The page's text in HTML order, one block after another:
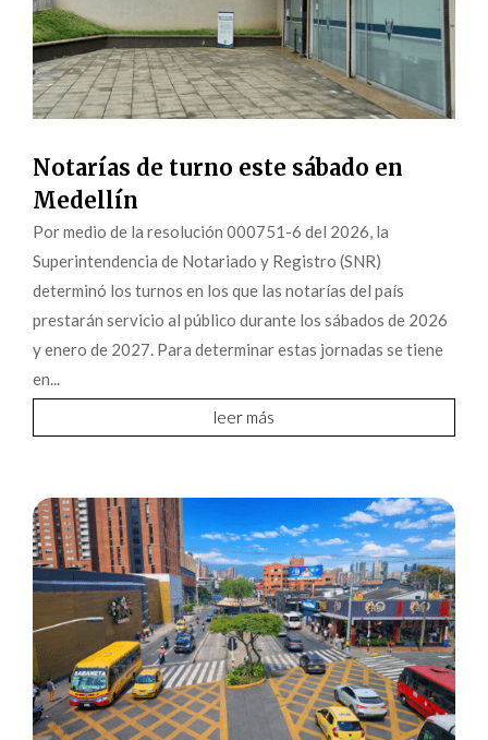
Notarías de turno este sábado en
Medellín
Por medio de la resolución 000751-6 del 2026, la
Superintendencia de Notariado y Registro (SNR)
determinó los turnos en los que las notarías del país
prestarán servicio al público durante los sábados de 2026
y enero de 2027. Para determinar estas jornadas se tiene
en...
leer más